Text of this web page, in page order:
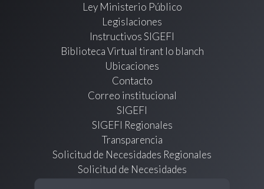
Ley Ministerio Público
Legislaciones
Instructivos SIGEFI
Biblioteca Virtual tirant lo blanch
Ubicaciones
Contacto
Correo institucional
SIGEFI
SIGEFI Regionales
Transparencia
Solicitud de Necesidades Regionales
Solicitud de Necesidades